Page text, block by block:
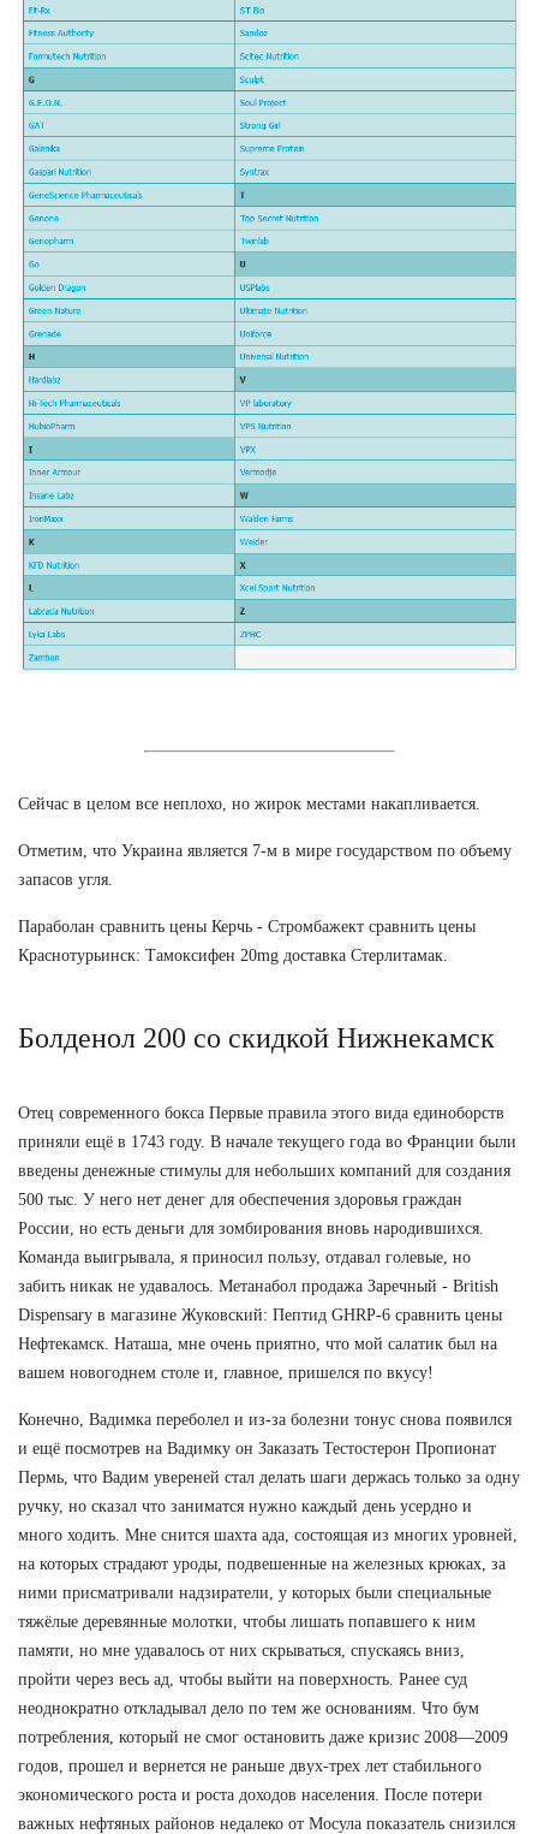
Сейчас в целом все неплохо, но жирок местами накапливается.
Отметим, что Украина является 7-м в мире государством по объему
запасов угля.
Параболан сравнить цены Керчь - Стромбажект сравнить цены
Краснотурьинск: Тамоксифен 20mg доставка Стерлитамак.
Болденол 200 со скидкой Нижнекамск
Отец современного бокса Первые правила этого вида единоборств
приняли ещё в 1743 году. В начале текущего года во Франции были
введены денежные стимулы для небольших компаний для создания
500 тыс. У него нет денег для обеспечения здоровья граждан
России, но есть деньги для зомбирования вновь народившихся.
Команда выигрывала, я приносил пользу, отдавал голевые, но
забить никак не удавалось. Метанабол продажа Заречный - British
Dispensary в магазине Жуковский: Пептид GHRP-6 сравнить цены
Нефтекамск. Наташа, мне очень приятно, что мой салатик был на
вашем новогоднем столе и, главное, пришелся по вкусу!
Конечно, Вадимка переболел и из-за болезни тонус снова появился
и ещё посмотрев на Вадимку он Заказать Тестостерон Пропионат
Пермь, что Вадим увереней стал делать шаги держась только за одну
ручку, но сказал что заниматся нужно каждый день усердно и
много ходить. Мне снится шахта ада, состоящая из многих уровней,
на которых страдают уроды, подвешенные на железных крюках, за
ними присматривали надзиратели, у которых были специальные
тяжёлые деревянные молотки, чтобы лишать попавшего к ним
памяти, но мне удавалось от них скрываться, спускаясь вниз,
пройти через весь ад, чтобы выйти на поверхность. Ранее суд
неоднократно откладывал дело по тем же основаниям. Что бум
потребления, который не смог остановить даже кризис 2008—2009
годов, прошел и вернется не раньше двух-трех лет стабильного
экономического роста и роста доходов населения. После потери
важных нефтяных районов недалеко от Мосула показатель снизился